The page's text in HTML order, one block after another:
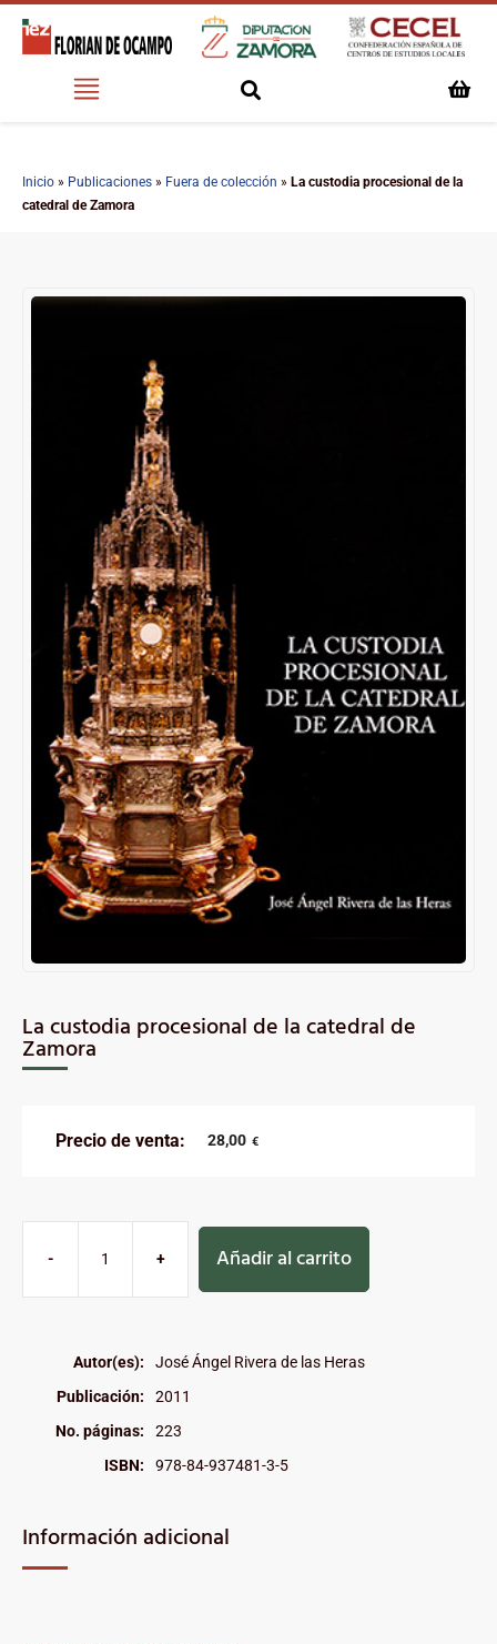
Inicio » Publicaciones » Fuera de colección » La custodia procesional de la
catedral de Zamora
La custodia procesional de la catedral de
Zamora
Precio de venta: 28,00 €
- + Añadir al carrito
Autor(es):
José Ángel Rivera de las Heras
Publicación:
2011
No. páginas:
223
ISBN:
978-84-937481-3-5
Información adicional